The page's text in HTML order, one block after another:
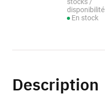
disponibilité
En stock
Description